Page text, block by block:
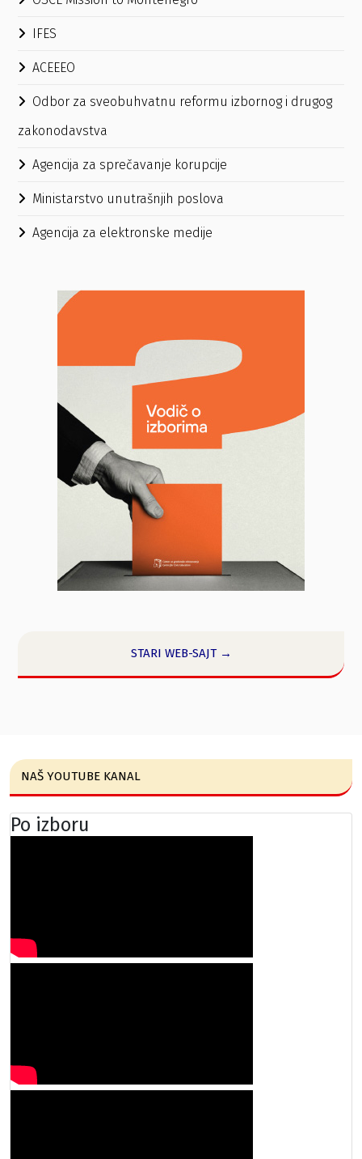
IFES
ACEEEO
Odbor za sveobuhvatnu reformu izbornog i drugog
zakonodavstva
Agencija za sprečavanje korupcije
Ministarstvo unutrašnjih poslova
Agencija za elektronske medije
STARI WEB-SAJT →
NAŠ YOUTUBE KANAL
Po izboru